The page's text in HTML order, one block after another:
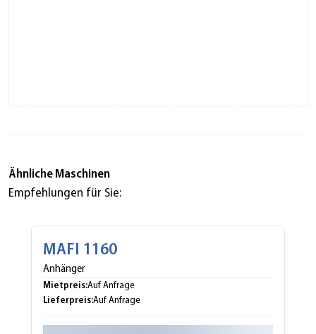
Ähnliche Maschinen
Empfehlungen für Sie:
MAFI 1160
Anhänger
Mietpreis:Auf Anfrage
Lieferpreis:Auf Anfrage